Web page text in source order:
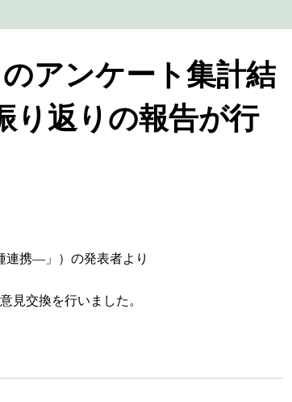
アンケート集計結
り返りの報告が行
連携―」）の発表者より
見交換を行いました。